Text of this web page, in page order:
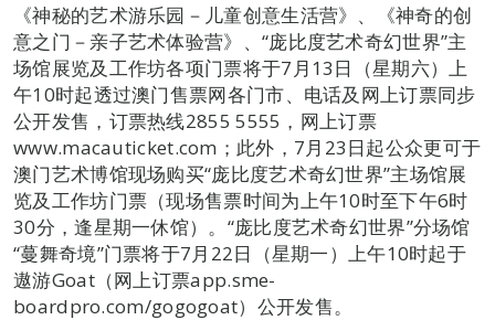
《神秘的艺术游乐园－儿童创意生活营》、《神奇的创
意之门－亲子艺术体验营》、“庞比度艺术奇幻世界”主
场馆展览及工作坊各项门票将于7月13日（星期六）上
午10时起透过澳门售票网各门市、电话及网上订票同步
公开发售，订票热线2855 5555，网上订票
www.macauticket.com；此外，7月23日起公众更可于
澳门艺术博馆现场购买“庞比度艺术奇幻世界”主场馆展
览及工作坊门票（现场售票时间为上午10时至下午6时
30分，逢星期一休馆）。“庞比度艺术奇幻世界”分场馆
“蔓舞奇境”门票将于7月22日（星期一）上午10时起于
遨游Goat（网上订票app.sme-
boardpro.com/gogogoat）公开发售。